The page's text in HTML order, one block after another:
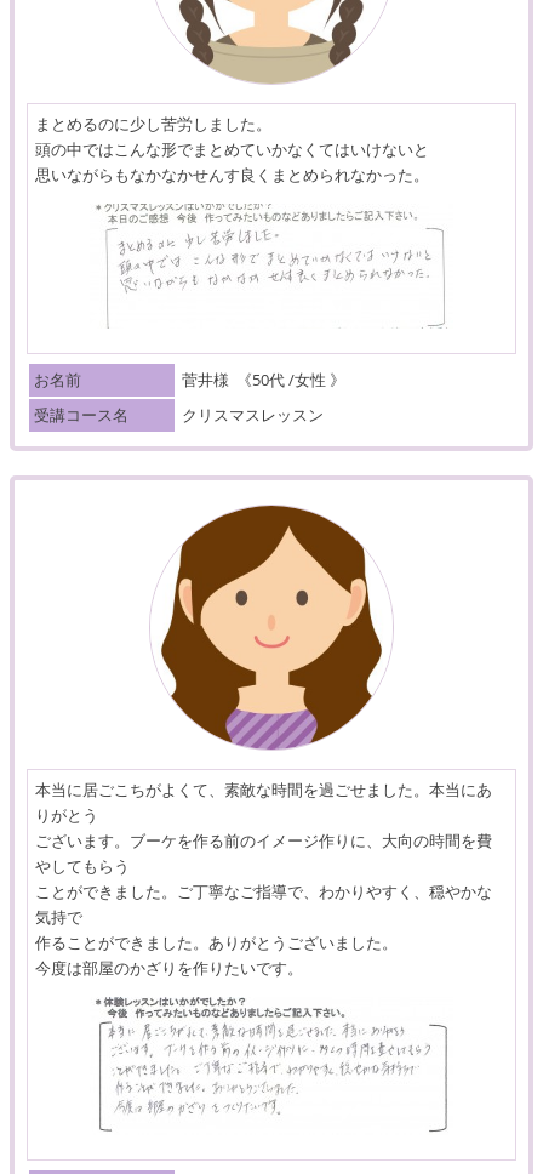
まとめるのに少し苦労しました。
頭の中ではこんな形でまとめていかなくてはいけないと
思いながらもなかなかせんす良くまとめられなかった。
お名前 菅井様
《50代 /女性 》
受講コース名
クリスマスレッスン
本当に居ごこちがよくて、素敵な時間を過ごせました。本当にあ
りがとう
ございます。ブーケを作る前のイメージ作りに、大向の時間を費
やしてもらう
ことができました。ご丁寧なご指導で、わかりやすく、穏やかな
気持で
作ることができました。ありがとうございました。
今度は部屋のかざりを作りたいです。